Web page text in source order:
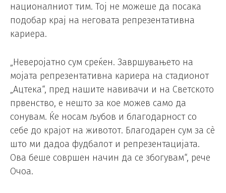
националниот тим. Тој не можеше да посака
подобар крај на неговата репрезентативна
кариера.
„Неверојатно сум среќен. Завршувањето на
мојата репрезентативна кариера на стадионот
„Ацтека“, пред нашите навивачи и на Светското
првенство, е нешто за кое можев само да
сонувам. Ќе носам љубов и благодарност со
себе до крајот на животот. Благодарен сум за сè
што ми дадоа фудбалот и репрезентацијата.
Ова беше совршен начин да се збогувам“, рече
Очоа.